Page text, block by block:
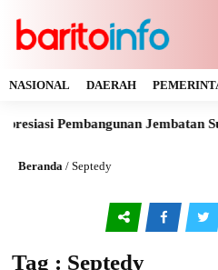
NASIONAL DAERAH
Pembangunan Jembatan
Beranda / Septedy
Tag : Septedy